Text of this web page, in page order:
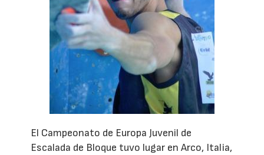
El Campeonato de Europa Juvenil de
Escalada de Bloque tuvo lugar en Arco, Italia,